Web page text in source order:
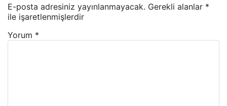
E-posta adresiniz yayınlanmayacak. Gerekli alanlar *
ile işaretlenmişlerdir
Yorum *